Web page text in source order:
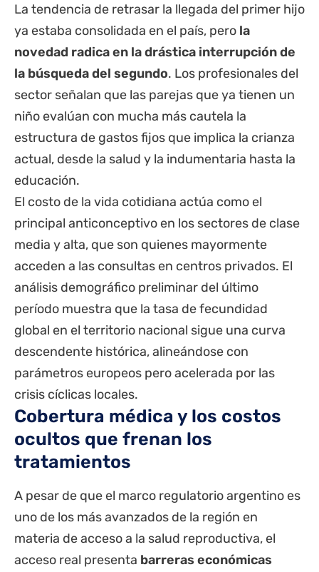
La tendencia de retrasar la llegada del primer hijo
ya estaba consolidada en el país, pero la
novedad radica en la drástica interrupción de
la búsqueda del segundo. Los profesionales del
sector señalan que las parejas que ya tienen un
niño evalúan con mucha más cautela la
estructura de gastos fijos que implica la crianza
actual, desde la salud y la indumentaria hasta la
educación.
El costo de la vida cotidiana actúa como el
principal anticonceptivo en los sectores de clase
media y alta, que son quienes mayormente
acceden a las consultas en centros privados. El
análisis demográfico preliminar del último
período muestra que la tasa de fecundidad
global en el territorio nacional sigue una curva
descendente histórica, alineándose con
parámetros europeos pero acelerada por las
crisis cíclicas locales.
Cobertura médica y los costos
ocultos que frenan los
tratamientos
A pesar de que el marco regulatorio argentino es
uno de los más avanzados de la región en
materia de acceso a la salud reproductiva, el
acceso real presenta barreras económicas